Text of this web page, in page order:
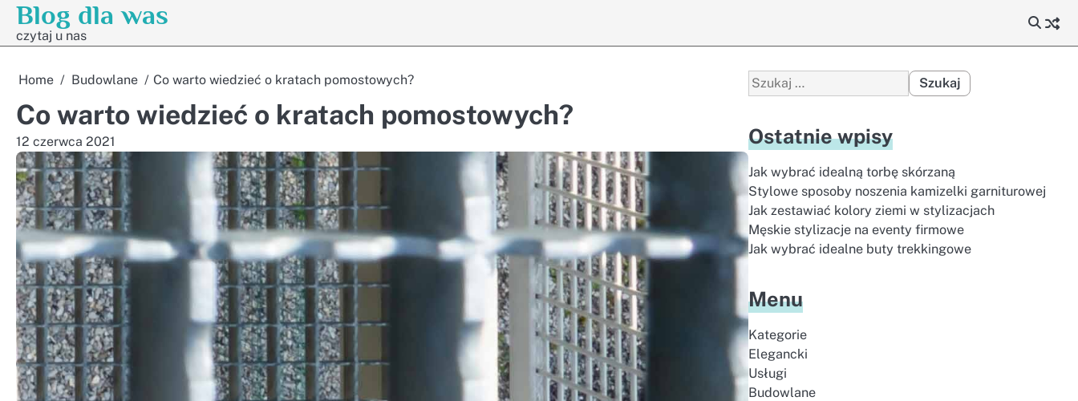
Skip
content
Blog dla was
czytaj u nas
Home Budowlane Co warto wiedzieć o kratach pomostowych?
Co warto wiedzieć o kratach pomostowych?
12 czerwca 2021
Szukaj:
Ostatnie wpisy
Jak wybrać idealną torbę skórzaną
Stylowe sposoby noszenia kamizelki garniturowej
Jak zestawiać kolory ziemi w stylizacjach
Męskie stylizacje na eventy firmowe
Jak wybrać idealne buty trekkingowe
Menu
Kategorie
Elegancki
Usługi
Budowlane